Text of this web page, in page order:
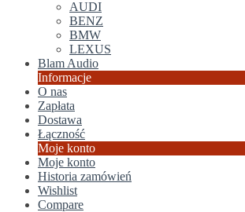
AUDI
BENZ
BMW
LEXUS
Blam Audio
Informacje
O nas
Zapłata
Dostawa
Łączność
Moje konto
Moje konto
Historia zamówień
Wishlist
Compare